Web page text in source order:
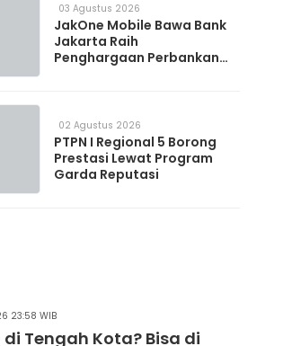
03 Agustus 2026
JakOne Mobile Bawa Bank
Jakarta Raih
Penghargaan Perbankan
02 Agustus 2026
PTPN I Regional 5 Borong
Prestasi Lewat Program
Garda Reputasi
23:58 WIB
di Tengah Kota? Bisa di